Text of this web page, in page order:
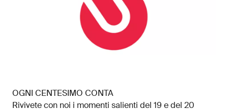
OGNI CENTESIMO CONTA
Rivivete con noi i momenti salienti del 19 e del 20